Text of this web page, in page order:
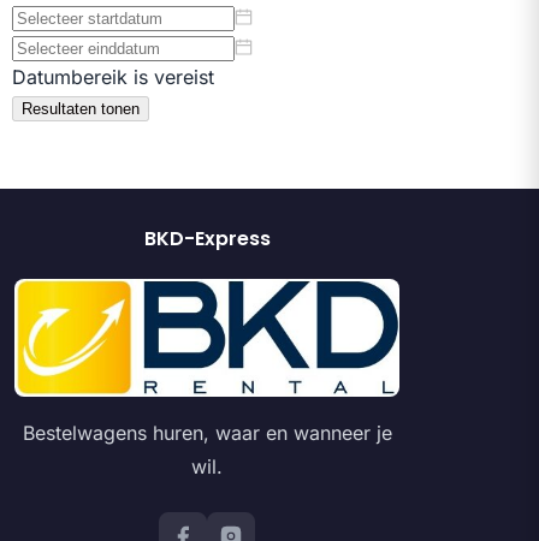
BKD-Express
Bestelwagens huren, waar en wanneer je
wil.